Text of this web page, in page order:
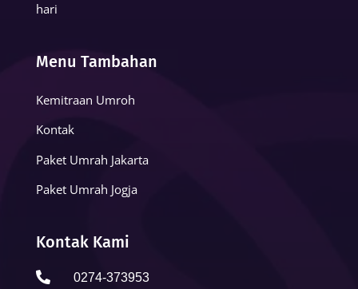
hari
Menu Tambahan
Kemitraan Umroh
Kontak
Paket Umrah Jakarta
Paket Umrah Jogja
Kontak Kami
 0274-373953